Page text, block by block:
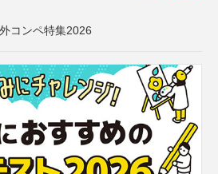
コンペ特集2026